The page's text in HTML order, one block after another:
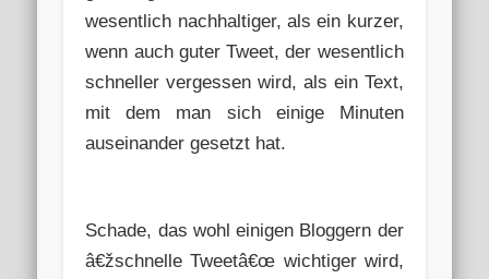
wesentlich nachhaltiger, als ein kurzer,
wenn auch guter Tweet, der wesentlich
schneller vergessen wird, als ein Text,
mit dem man sich einige Minuten
auseinander gesetzt hat.
Schade, das wohl einigen Bloggern der
â€žschnelle Tweetâ€œ wichtiger wird,